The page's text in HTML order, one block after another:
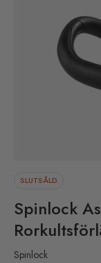
SLUTSÅLD
Spinlock
Spinlock